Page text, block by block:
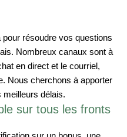
pour résoudre vos questions
Nombreux canaux sont à
en direct et le courriel,
Nous cherchons à apporter
délais.
sur tous les fronts